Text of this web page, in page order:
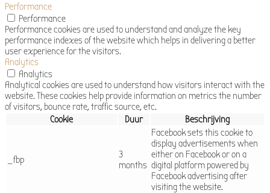
Performance
Performance
Performance cookies are used to understand and analyze the key
performance indexes of the website which helps in delivering a better
user experience for the visitors.
Analytics
Analytics
Analytical cookies are used to understand how visitors interact with the
website. These cookies help provide information on metrics the number
of visitors, bounce rate, traffic source, etc.
Cookie
Duur Beschrijving
_fbp
3
months
Facebook sets this cookie to
display advertisements when
either on Facebook or on a
digital platform powered by
Facebook advertising after
visiting the website.